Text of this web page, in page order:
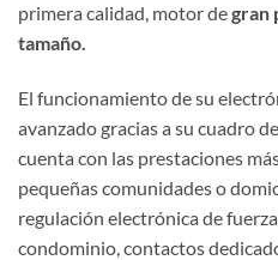
primera calidad, motor degran
tamaño.
El funcionamiento de su
avanzado gracias a su cuadro
cuenta con las prestaciones
pequeñas comunidades o
regulación electrónica de
condominio, contactos